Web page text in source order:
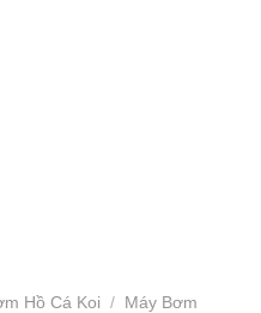
Hồ Cá Koi / Máy Bơm